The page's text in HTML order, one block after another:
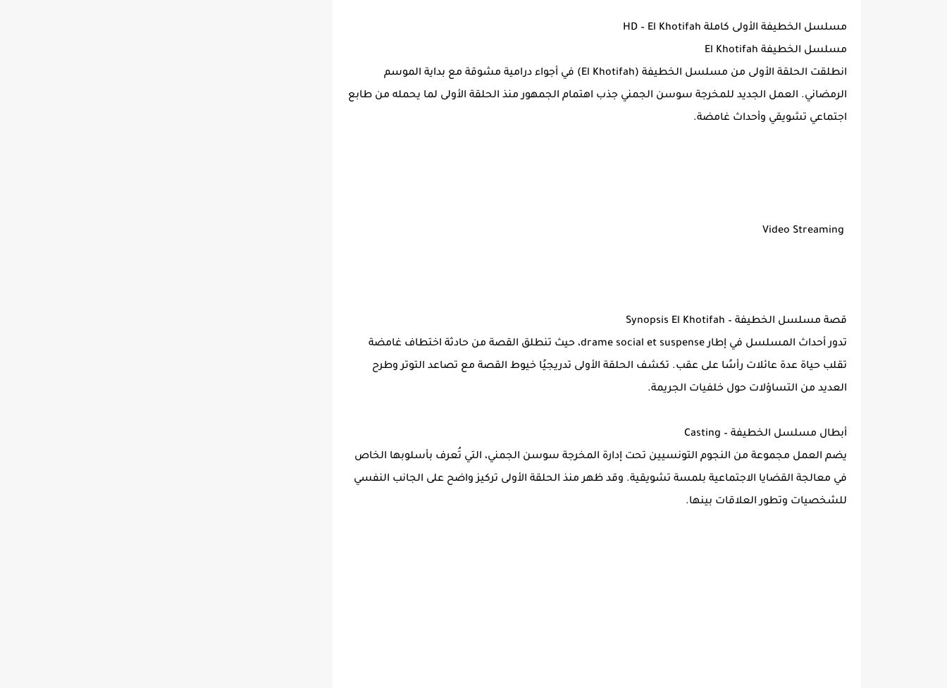
مسلسل الخطيفة الأولى كاملة HD – El Khotifah
مسلسل الخطيفة El Khotifah
انطلقت الحلقة الأولى من مسلسل الخطيفة (El Khotifah) في أجواء درامية مشوقة مع بداية الموسم
الرمضاني. العمل الجديد للمخرجة سوسن الجمني جذب اهتمام الجمهور منذ الحلقة الأولى لما يحمله من طابع
اجتماعي تشويقي وأحداث غامضة.
قصة مسلسل الخطيفة – Synopsis El Khotifah
تدور أحداث المسلسل في إطار drame social et suspense، حيث تنطلق القصة من حادثة اختطاف غامضة
تقلب حياة عدة عائلات رأسًا على عقب. تكشف الحلقة الأولى تدريجيًا خيوط القصة مع تصاعد التوتر وطرح
العديد من التساؤلات حول خلفيات الجريمة.
أبطال مسلسل الخطيفة – Casting
يضم العمل مجموعة من النجوم التونسيين تحت إدارة المخرجة سوسن الجمني، التي تُعرف بأسلوبها الخاص
في معالجة القضايا الاجتماعية بلمسة تشويقية. وقد ظهر منذ الحلقة الأولى تركيز واضح على الجانب النفسي
للشخصيات وتطور العلاقات بينها.